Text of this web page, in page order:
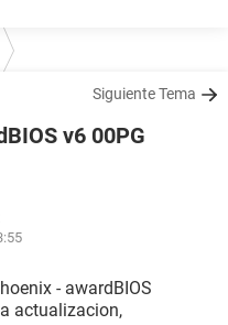
Siguiente Tema
v6 00PG
- awardBIOS
actualizacion,